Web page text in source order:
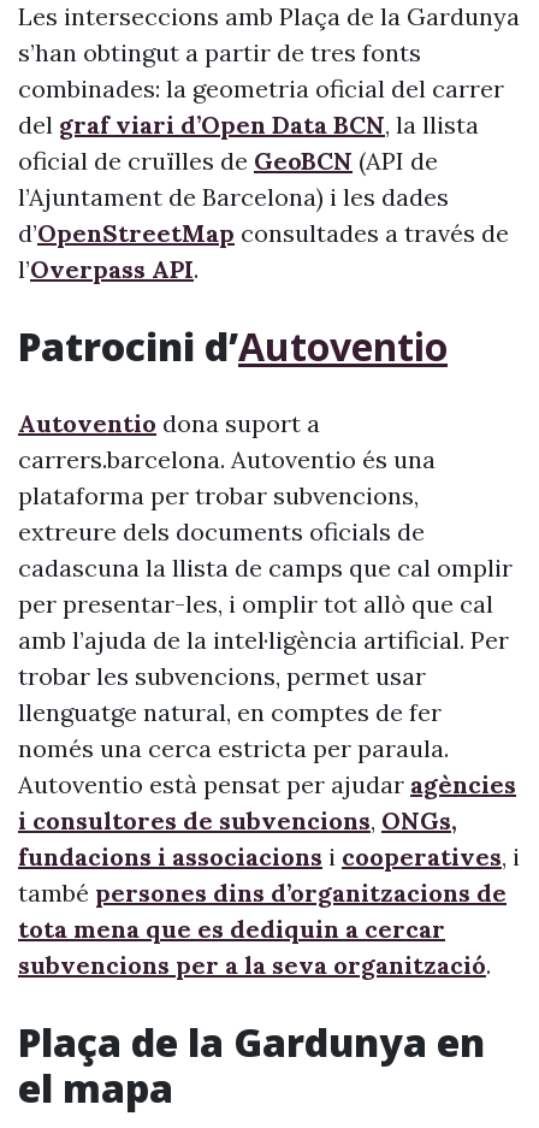
Les interseccions amb Plaça de la Gardunya
s’han obtingut a partir de tres fonts
combinades: la geometria oficial del carrer
del graf viari d’Open Data BCN, la llista
oficial de cruïlles de GeoBCN (API de
l’Ajuntament de Barcelona) i les dades
d’OpenStreetMap consultades a través de
l’Overpass API.
Patrocini d’Autoventio
Autoventio dona suport a
carrers.barcelona. Autoventio és una
plataforma per trobar subvencions,
extreure dels documents oficials de
cadascuna la llista de camps que cal omplir
per presentar-les, i omplir tot allò que cal
amb l’ajuda de la intel·ligència artificial. Per
trobar les subvencions, permet usar
llenguatge natural, en comptes de fer
només una cerca estricta per paraula.
Autoventio està pensat per ajudar agències
i consultores de subvencions, ONGs,
fundacions i associacions i cooperatives, i
també persones dins d’organitzacions de
tota mena que es dediquin a cercar
subvencions per a la seva organització.
Plaça de la Gardunya en
el mapa